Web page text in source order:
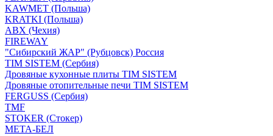
KAWMET (Польша)
KRATKI (Польша)
ABX (Чехия)
FIREWAY
"Сибирский ЖАР" (Рубцовск) Россия
TIM SISTEM (Сербия)
Дровяные кухонные плиты TIM SISTEM
Дровяные отопительные печи TIM SISTEM
FERGUSS (Сербия)
TMF
STOKER (Стокер)
МЕТА-БЕЛ